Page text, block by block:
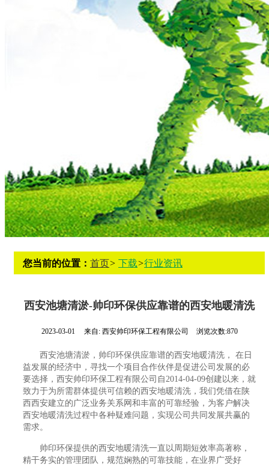
您当前的位置： 首页> 下载>行业资讯
西安池塘清淤-帅印环保供应靠谱的西安地暖清洗
2023-03-01 来自: 西安帅印环保工程有限公司 浏览次数:870
西安池塘清淤，帅印环保供应靠谱的西安地暖清洗， 在日
益发展的经济中，寻找一个项目合作伙伴是促进公司发展的必
要选择，西安帅印环保工程有限公司自2014-04-09创建以来，就
致力于为所需群体提供可信赖的西安地暖清洗，我们凭借在陕
西西安建立的广泛业务关系网和丰富的可靠经验，为客户解决
西安地暖清洗过程中各种疑难问题，实现公司共同发展共赢的
需求。
帅印环保提供的西安地暖清洗一直以周期短效率高著称，
精干务实的管理团队，规范娴熟的可靠技能，在业界广受好